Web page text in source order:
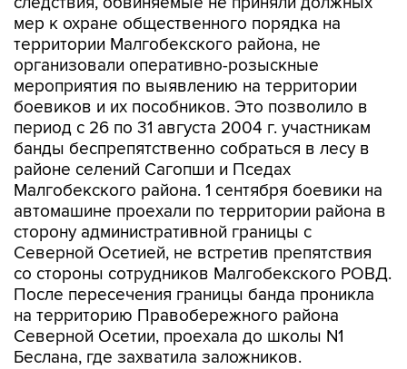
мер к охране общественного порядка на
территории Малгобекского района, не
организовали оперативно-розыскные
мероприятия по выявлению на территории
боевиков и их пособников. Это позволило в
период с 26 по 31 августа 2004 г. участникам
банды беспрепятственно собраться в лесу в
районе селений Сагопши и Пседах
Малгобекского района. 1 сентября боевики на
автомашине проехали по территории района в
сторону административной границы с
Северной Осетией, не встретив препятствия
со стороны сотрудников Малгобекского РОВД.
После пересечения границы банда проникла
на территорию Правобережного района
Северной Осетии, проехала до школы N1
Беслана, где захватила заложников.